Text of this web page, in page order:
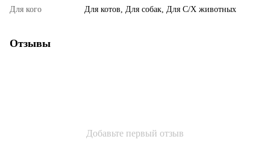
Для кого Для котов, Для собак, Для С/Х животных
Отзывы
Добавьте первый отзыв